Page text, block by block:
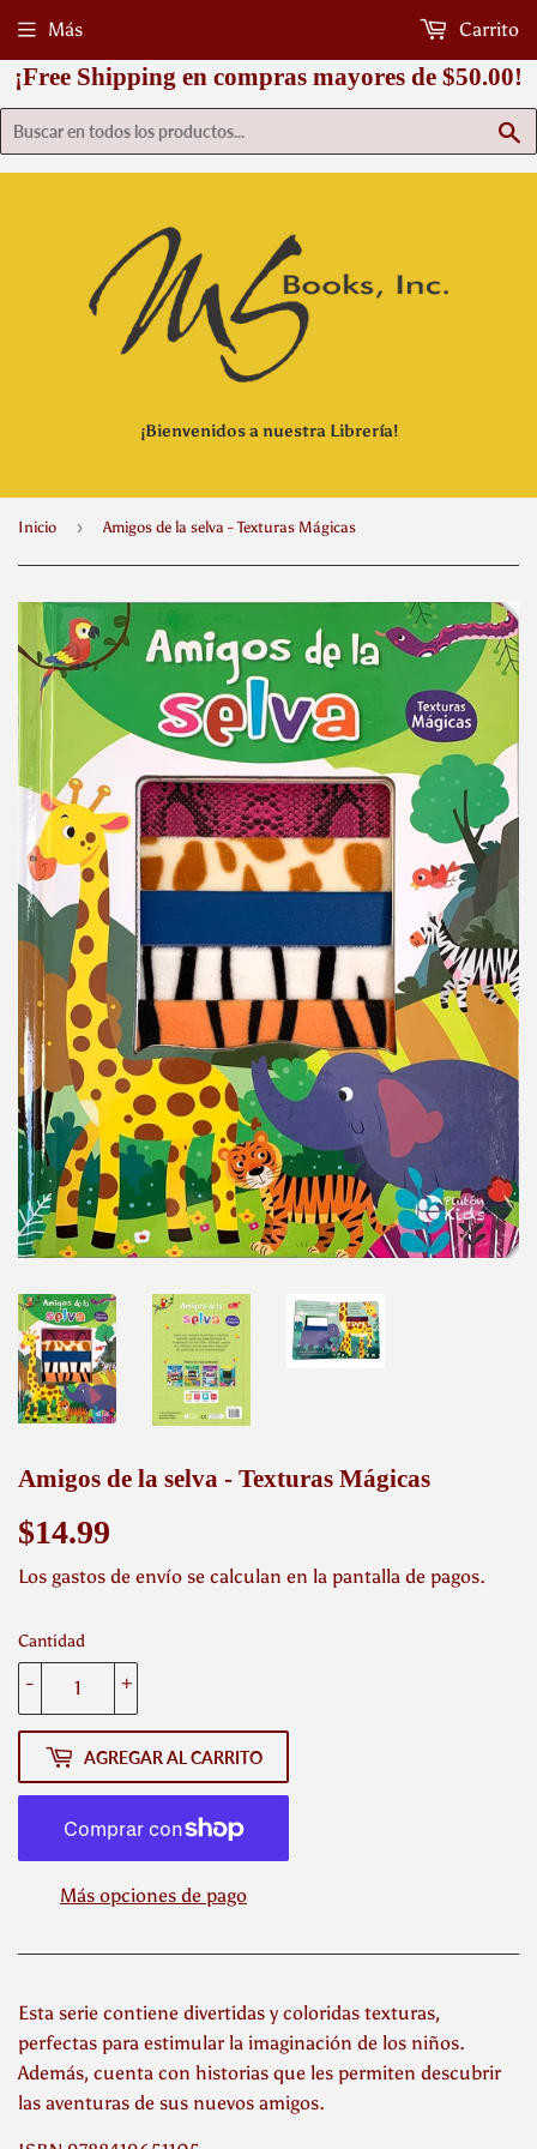
¡Free Shipping en compras mayores de $50.00!
¡Bienvenidos a nuestra Librería!
Más Carrito
Inicio › Amigos de la selva - Texturas Mágicas
Amigos de la selva - Texturas Mágicas
$14.99
Los gastos de envío se calculan en la pantalla de pagos.
Cantidad
+
-
AGREGAR AL CARRITO
Más opciones de pago
Esta serie contiene divertidas y coloridas texturas,
perfectas para estimular la imaginación de los niños.
Además, cuenta con historias que les permiten descubrir
las aventuras de sus nuevos amigos.